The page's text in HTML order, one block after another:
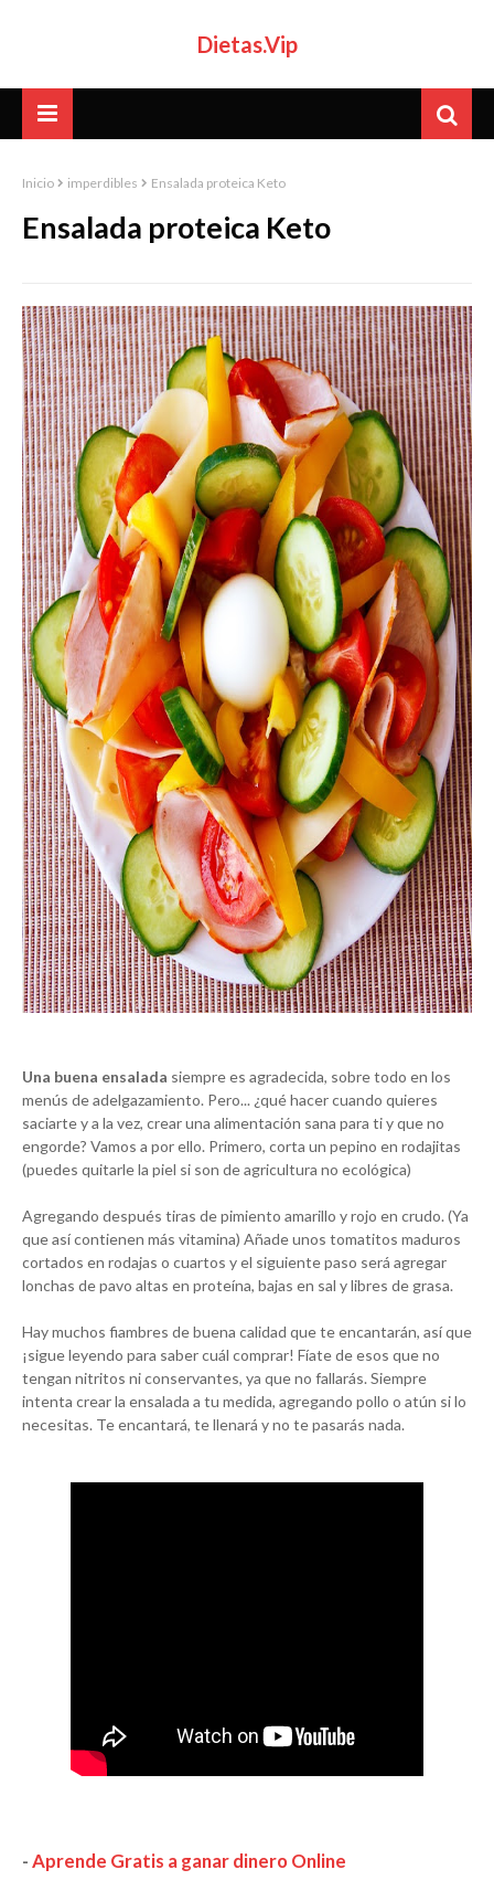
Dietas.Vip
Inicio imperdibles Ensalada proteica Keto
Ensalada proteica Keto
Una buena ensalada siempre es agradecida, sobre todo en los
menús de adelgazamiento. Pero... ¿qué hacer cuando quieres
saciarte y a la vez, crear una alimentación sana para ti y que no
engorde? Vamos a por ello. Primero, corta un pepino en rodajitas
(puedes quitarle la piel si son de agricultura no ecológica)
Agregando después tiras de pimiento amarillo y rojo en crudo. (Ya
que así contienen más vitamina) Añade unos tomatitos maduros
cortados en rodajas o cuartos y el siguiente paso será agregar
lonchas de pavo altas en proteína, bajas en sal y libres de grasa.
Hay muchos fiambres de buena calidad que te encantarán, así que
¡sigue leyendo para saber cuál comprar! Fíate de esos que no
tengan nitritos ni conservantes, ya que no fallarás. Siempre
intenta crear la ensalada a tu medida, agregando pollo o atún si lo
necesitas. Te encantará, te llenará y no te pasarás nada.
-Aprende Gratis a ganar dinero Online